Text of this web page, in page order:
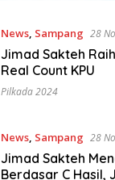
News, Sampang 28
Jimad Sakteh
Real Count KPU
Pilkada 2024
News, Sampang 28
Jimad Sakteh
Berdasar C Hasil,